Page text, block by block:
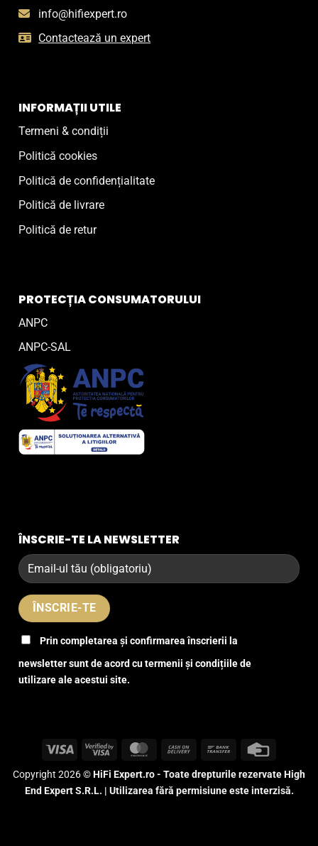
info@hifiexpert.ro
Contactează un expert
INFORMAȚII UTILE
Termeni & condiții
Politică cookies
Politică de confidențialitate
Politică de livrare
Politică de retur
PROTECȚIA CONSUMATORULUI
ANPC
ANPC-SAL
ÎNSCRIE-TE LA NEWSLETTER
Prin completarea și confirmarea înscrierii la
newsletter sunt de acord cu termenii și condițiile de
utilizare ale acestui site.
Visa
Visa
MasterCardCash
Delivery
Bank
Copyright 2026 ©HiFi Expert.ro - Toate drepturile rezervate High
End Expert S.R.L. | Utilizarea fără permisiune este interzisă.